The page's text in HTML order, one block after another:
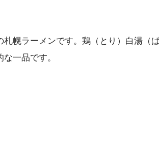
幌ラーメンです。鶏（とり）白湯（
一品です。